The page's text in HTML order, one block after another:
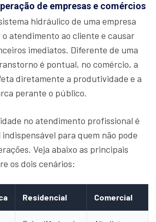
de empresas e comércios
hidráulico de uma empresa
atendimento ao cliente e causar
imediatos. Diferente de uma
é pontual, no comércio, a
diretamente a produtividade e a
perante o público.
no atendimento profissional é
para quem não pode
Veja abaixo as principais
os dois cenários:
Residencial Comercial